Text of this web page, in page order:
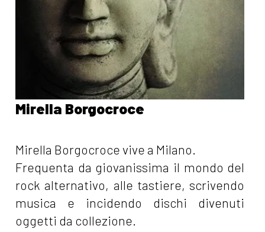
Mirella Borgocroce
Mirella Borgocroce vive a Milano.
Frequenta da giovanissima il mondo del
rock alternativo, alle tastiere, scrivendo
musica e incidendo dischi divenuti
oggetti da collezione.